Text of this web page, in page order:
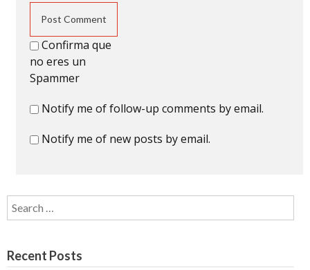
Confirma que
no eres un
Spammer
Notify me of follow-up comments by email.
Notify me of new posts by email.
Search for:
Recent Posts